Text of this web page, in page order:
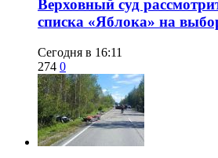
​Верховный суд
списка «Яблока» на
Сегодня в 16:11
274 0